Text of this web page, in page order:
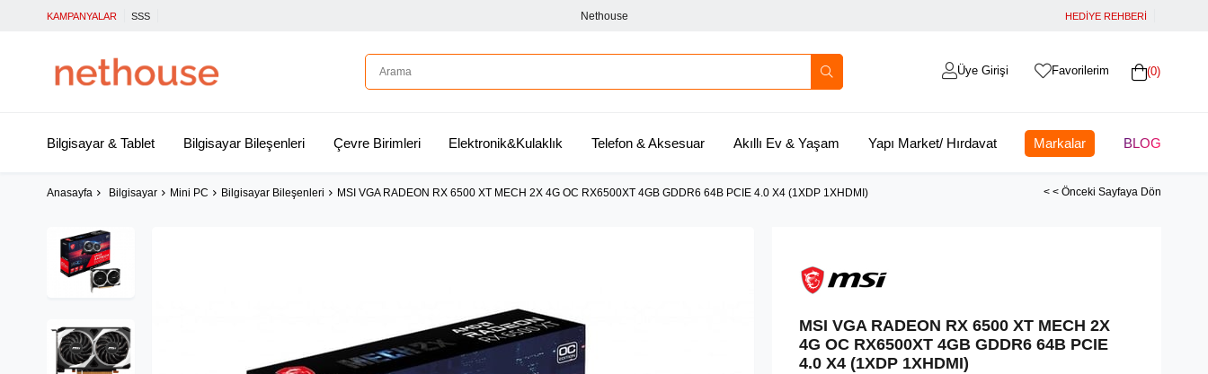
KAMPANYALAR SSS Nethouse HEDİYE REHBERİ
0
Favorilerim
Üye Girişi
Bilgisayar & Tablet Bilgisayar Bileşenleri Çevre Birimleri Elektronik&Kulaklık Telefon & Aksesuar Akıllı Ev & Yaşam Yapı Market/ Hırdavat Markalar BLOG
Anasayfa Bilgisayar Mini PC Bilgisayar Bileşenleri MSI VGA RADEON RX 6500 XT MECH 2X 4G OC RX6500XT 4GB GDDR6 64B PCIE 4.0 X4 (1XDP 1XHDMI) < < Önceki Sayfaya Dön
MSI VGA RADEON RX 6500 XT MECH 2X
4G OC RX6500XT 4GB GDDR6 64B PCIE
4.0 X4 (1XDP 1XHDMI)